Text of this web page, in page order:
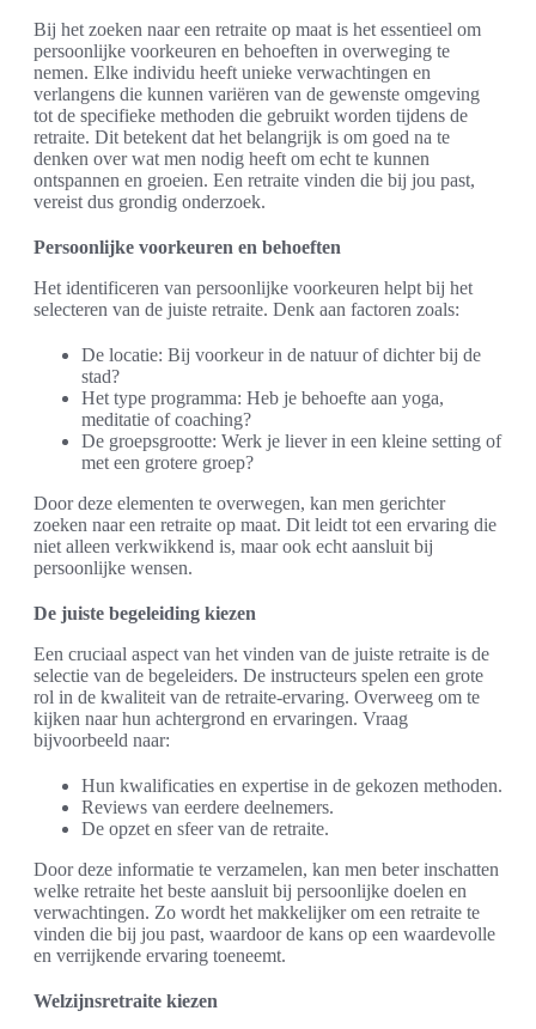
Bij het zoeken naar een retraite op maat is het essentieel om
persoonlijke voorkeuren en behoeften in overweging te
nemen. Elke individu heeft unieke verwachtingen en
verlangens die kunnen variëren van de gewenste omgeving
tot de specifieke methoden die gebruikt worden tijdens de
retraite. Dit betekent dat het belangrijk is om goed na te
denken over wat men nodig heeft om echt te kunnen
ontspannen en groeien. Een retraite vinden die bij jou past,
vereist dus grondig onderzoek.
Persoonlijke voorkeuren en behoeften
Het identificeren van persoonlijke voorkeuren helpt bij het
selecteren van de juiste retraite. Denk aan factoren zoals:
De locatie: Bij voorkeur in de natuur of dichter bij de
stad?
Het type programma: Heb je behoefte aan yoga,
meditatie of coaching?
De groepsgrootte: Werk je liever in een kleine setting of
met een grotere groep?
Door deze elementen te overwegen, kan men gerichter
zoeken naar een retraite op maat. Dit leidt tot een ervaring die
niet alleen verkwikkend is, maar ook echt aansluit bij
persoonlijke wensen.
De juiste begeleiding kiezen
Een cruciaal aspect van het vinden van de juiste retraite is de
selectie van de begeleiders. De instructeurs spelen een grote
rol in de kwaliteit van de retraite-ervaring. Overweeg om te
kijken naar hun achtergrond en ervaringen. Vraag
bijvoorbeeld naar:
Hun kwalificaties en expertise in de gekozen methoden.
Reviews van eerdere deelnemers.
De opzet en sfeer van de retraite.
Door deze informatie te verzamelen, kan men beter inschatten
welke retraite het beste aansluit bij persoonlijke doelen en
verwachtingen. Zo wordt het makkelijker om een retraite te
vinden die bij jou past, waardoor de kans op een waardevolle
en verrijkende ervaring toeneemt.
Welzijnsretraite kiezen